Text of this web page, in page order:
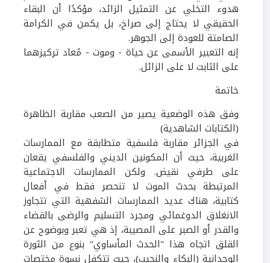
هدوء التخلي عن التمثيل الزائد، مؤكدًا أن البقاء
الحقيقي لا يحتاج إلى صراخ، بل يكمن في الكرامة
الصامتة للعودة إلى الجوهر.
إنه التعبير الأسمى عن حياة - وموت - مُعاد تركيزهما
على الثابت لا على الزائل.
خاتمة
وفق هذه الوضعية يصير من الصعب مقاربة الظاهرة
(الكتابات الشاهدية)
في الجزائر مقاربة فلسفية متطابقة مع الممارسات
الغربية، حيث أن المكونين الديني والفلسفي يقعان
على طرفي نقيض. ولكن الممارسات الاجتماعية
المرتبطة بحدث الموت لا تنحصر فقط في أفعال
كتابية، هناك عديد الممارسات الشفهية التي تتجاوز
الانغلاق الدوغمائي ومجرد التسليم والرضى بالقضاء
والقدر أو الصبر على المصيبة، إذ هي تعبر وبوضوح عن
القلق اتجاه هذا "الحدث المأساوي" بنوع من الثورة
الوجدانية (البكاء والنحيب)، حيث تتكفل نسوة مختصات